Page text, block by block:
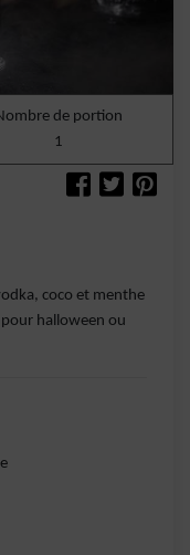
de portion
1
coco et menthe
halloween ou